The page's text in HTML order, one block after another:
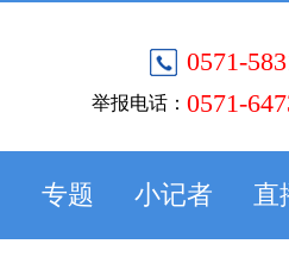
0571-
举报电话： 0571-
专题 小记者 直